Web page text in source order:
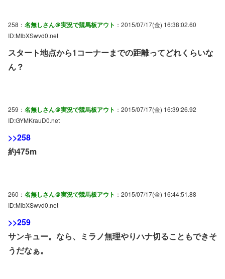
258： 名無しさん＠実況で競馬板アウト ：2015/07/17(金) 16:38:02.60
ID:MlbXSwvd0.net
スタート地点から1コーナーまでの距離ってどれくらいな
ん？
259： 名無しさん＠実況で競馬板アウト ：2015/07/17(金) 16:39:26.92
ID:GYMKrauD0.net
>>258
約475m
260： 名無しさん＠実況で競馬板アウト ：2015/07/17(金) 16:44:51.88
ID:MlbXSwvd0.net
>>259
サンキュー。なら、ミラノ無理やりハナ切ることもできそ
うだなぁ。